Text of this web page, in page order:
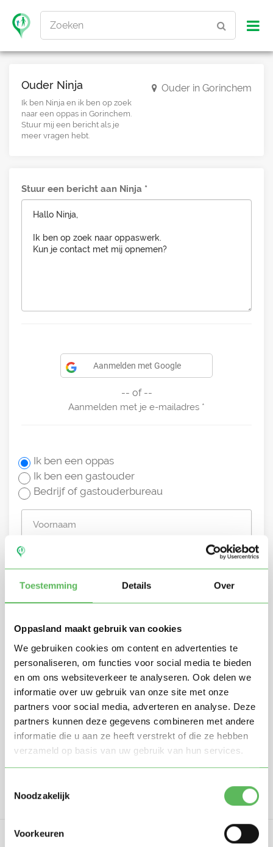
Toestemming Details Over
Oppasland maakt gebruik van cookies
We gebruiken cookies om content en advertenties te
personaliseren, om functies voor social media te bieden
en om ons websiteverkeer te analyseren. Ook delen we
informatie over uw gebruik van onze site met onze
partners voor social media, adverteren en analyse. Deze
partners kunnen deze gegevens combineren met andere
informatie die u aan ze heeft verstrekt of die ze hebben
verzameld op basis van uw gebruik van hun services.
Noodzakelijk
Voorkeuren
Zoeken
Ouder Ninja
Ik ben Ninja en ik ben op zoek
naar een oppas in Gorinchem.
Stuur mij een bericht als je
meer vragen hebt.
Ouder in Gorinchem
Stuur een bericht aan Ninja
Aanmelden met Google
-- of --
Aanmelden met je e-mailadres
Ik ben een oppas
Ik ben een gastouder
Bedrijf of gastouderbureau
Stuur mij nieuwe profielen in mijn omgeving per
e-mail
Door te registreren ga je akkoord met deAlgemene
voorwaardenvan Oppasland.
Gratis aanmelden